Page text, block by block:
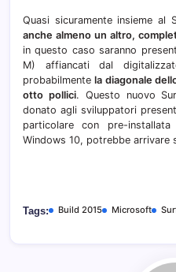
Quasi sicuramente insieme al
anche almeno un altro,
in questo caso saranno
M) affiancati dal
probabilmente la diagonale
otto pollici. Questo nuovo
donato agli sviluppatori
particolare con pre-
Windows 10, potrebbe arrivare
Tags: Build 2015 Microsoft